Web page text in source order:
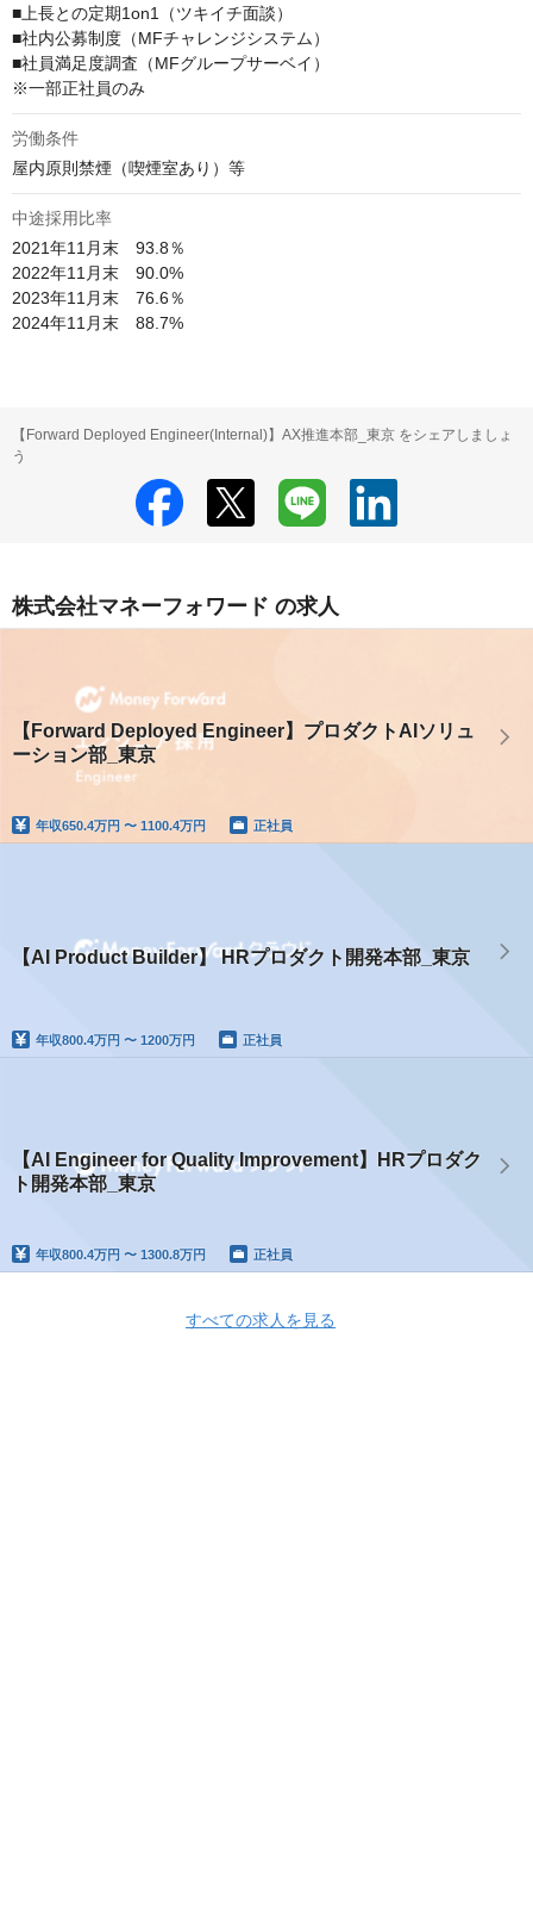
■上長との定期1on1（ツキイチ面談）
■社内公募制度（MFチャレンジシステム）
■社員満足度調査（MFグループサーベイ）
※一部正社員のみ
労働条件
屋内原則禁煙（喫煙室あり）等
中途採用比率
2021年11月末　93.8％
2022年11月末　90.0%
2023年11月末　76.6％
2024年11月末　88.7%
【Forward Deployed Engineer(Internal)】AX推進本部_東京 をシェアしましょ
う
株式会社マネーフォワード の求人
【Forward Deployed Engineer】プロダクトAIソリュ
ーション部_東京
年収650.4万円 〜 1100.4万円 正社員
【AI Product Builder】 HRプロダクト開発本部_東京
年収800.4万円 〜 1200万円 正社員
【AI Engineer for Quality Improvement】HRプロダク
ト開発本部_東京
年収800.4万円 〜 1300.8万円 正社員
すべての求人を見る